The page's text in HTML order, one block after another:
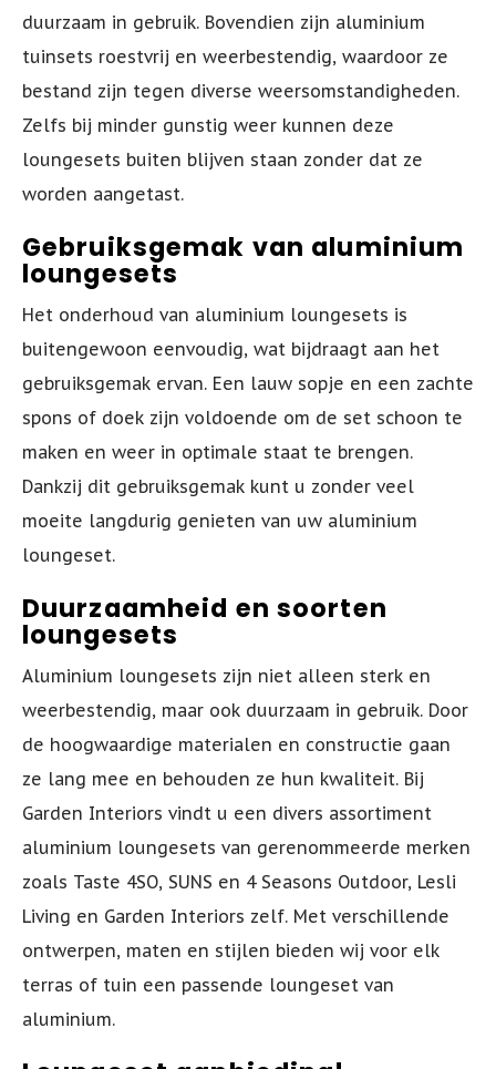
duurzaam in gebruik. Bovendien zijn aluminium
tuinsets roestvrij en weerbestendig, waardoor ze
bestand zijn tegen diverse weersomstandigheden.
Zelfs bij minder gunstig weer kunnen deze
loungesets buiten blijven staan zonder dat ze
worden aangetast.
Gebruiksgemak van aluminium
loungesets
Het onderhoud van aluminium loungesets is
buitengewoon eenvoudig, wat bijdraagt aan het
gebruiksgemak ervan. Een lauw sopje en een zachte
spons of doek zijn voldoende om de set schoon te
maken en weer in optimale staat te brengen.
Dankzij dit gebruiksgemak kunt u zonder veel
moeite langdurig genieten van uw aluminium
loungeset.
Duurzaamheid en soorten
loungesets
Aluminium loungesets zijn niet alleen sterk en
weerbestendig, maar ook duurzaam in gebruik. Door
de hoogwaardige materialen en constructie gaan
ze lang mee en behouden ze hun kwaliteit. Bij
Garden Interiors vindt u een divers assortiment
aluminium loungesets van gerenommeerde merken
zoals Taste 4SO, SUNS en 4 Seasons Outdoor, Lesli
Living en Garden Interiors zelf. Met verschillende
ontwerpen, maten en stijlen bieden wij voor elk
terras of tuin een passende loungeset van
aluminium.